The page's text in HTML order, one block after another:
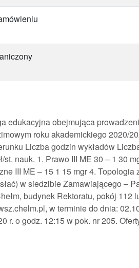
edukacyjna obejmująca
roku akademickiego 2020/
Liczba godzin wykładów
nauk. 1. Prawo III ME 30 – 1 30
III ME – 15 1 15 mgr 4.
w siedzibie Zamawiającego –
budynek Rektoratu, pokój 112
w terminie do dnia:
r. o godz. 12:15 w pok. nr 205.